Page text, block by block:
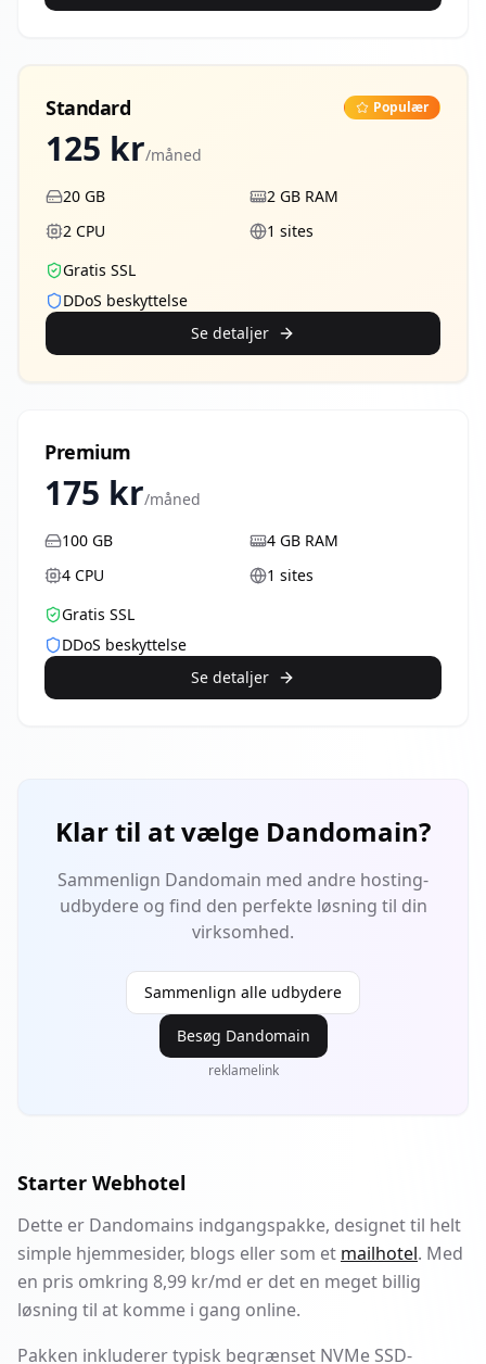
Standard Populær
125 kr/måned
20 GB 2 GB RAM
2 CPU 1 sites
Gratis SSL
DDoS beskyttelse
Se detaljer
Premium
175 kr/måned
100 GB 4 GB RAM
4 CPU 1 sites
Gratis SSL
DDoS beskyttelse
Se detaljer
Klar til at vælge Dandomain?
Sammenlign Dandomain med andre hosting-
udbydere og find den perfekte løsning til din
virksomhed.
Sammenlign alle udbydere
Besøg Dandomain
reklamelink
Starter Webhotel
Dette er Dandomains indgangspakke, designet til helt
simple hjemmesider, blogs eller som et mailhotel. Med
en pris omkring 8,99 kr/md er det en meget billig
løsning til at komme i gang online.
Pakken inkluderer typisk begrænset NVMe SSD-